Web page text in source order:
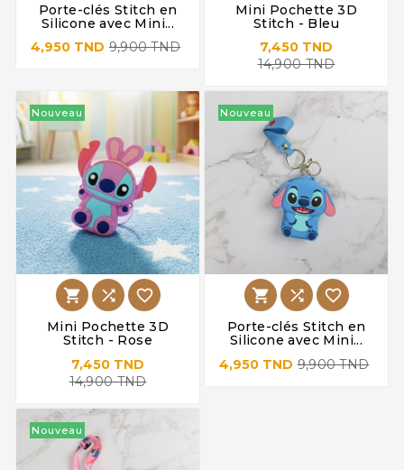
Porte-clés Stitch en
Silicone avec Mini...
4,950 TND 9,900 TND
Mini Pochette 3D
Stitch - Bleu
7,450 TND
14,900 TND
Nouveau
  
Mini Pochette 3D
Stitch - Rose
7,450 TND
14,900 TND
Nouveau
  
Porte-clés Stitch en
Silicone avec Mini...
4,950 TND 9,900 TND
Nouveau